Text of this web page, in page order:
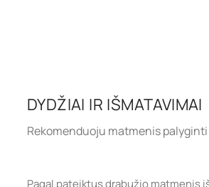
DYDŽIAI IR IŠMATAVIMAI
Rekomenduoju matmenis